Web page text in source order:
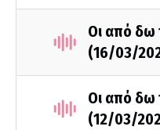
Οι από δω
(16/03/
Οι από δω
(12/03/